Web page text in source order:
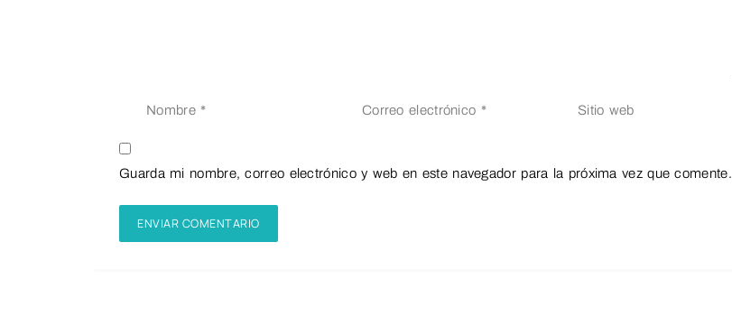
Guarda mi nombre, correo electrónico y web en este navegador para la próxima vez que comente.